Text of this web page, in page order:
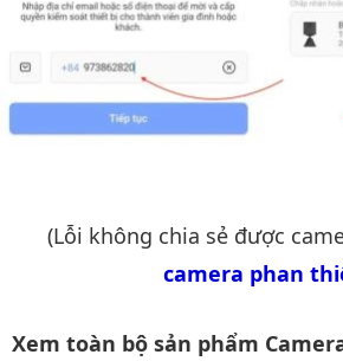
(Lỗi không chia sẻ được
camera phan
Xem toàn bộ sản phẩm